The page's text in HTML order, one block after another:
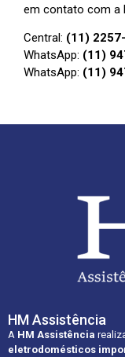
em contato com a
Central: (11)
WhatsApp: (11)
WhatsApp: (11)
HM Assistência
A HM Assistência
eletrodomésticos